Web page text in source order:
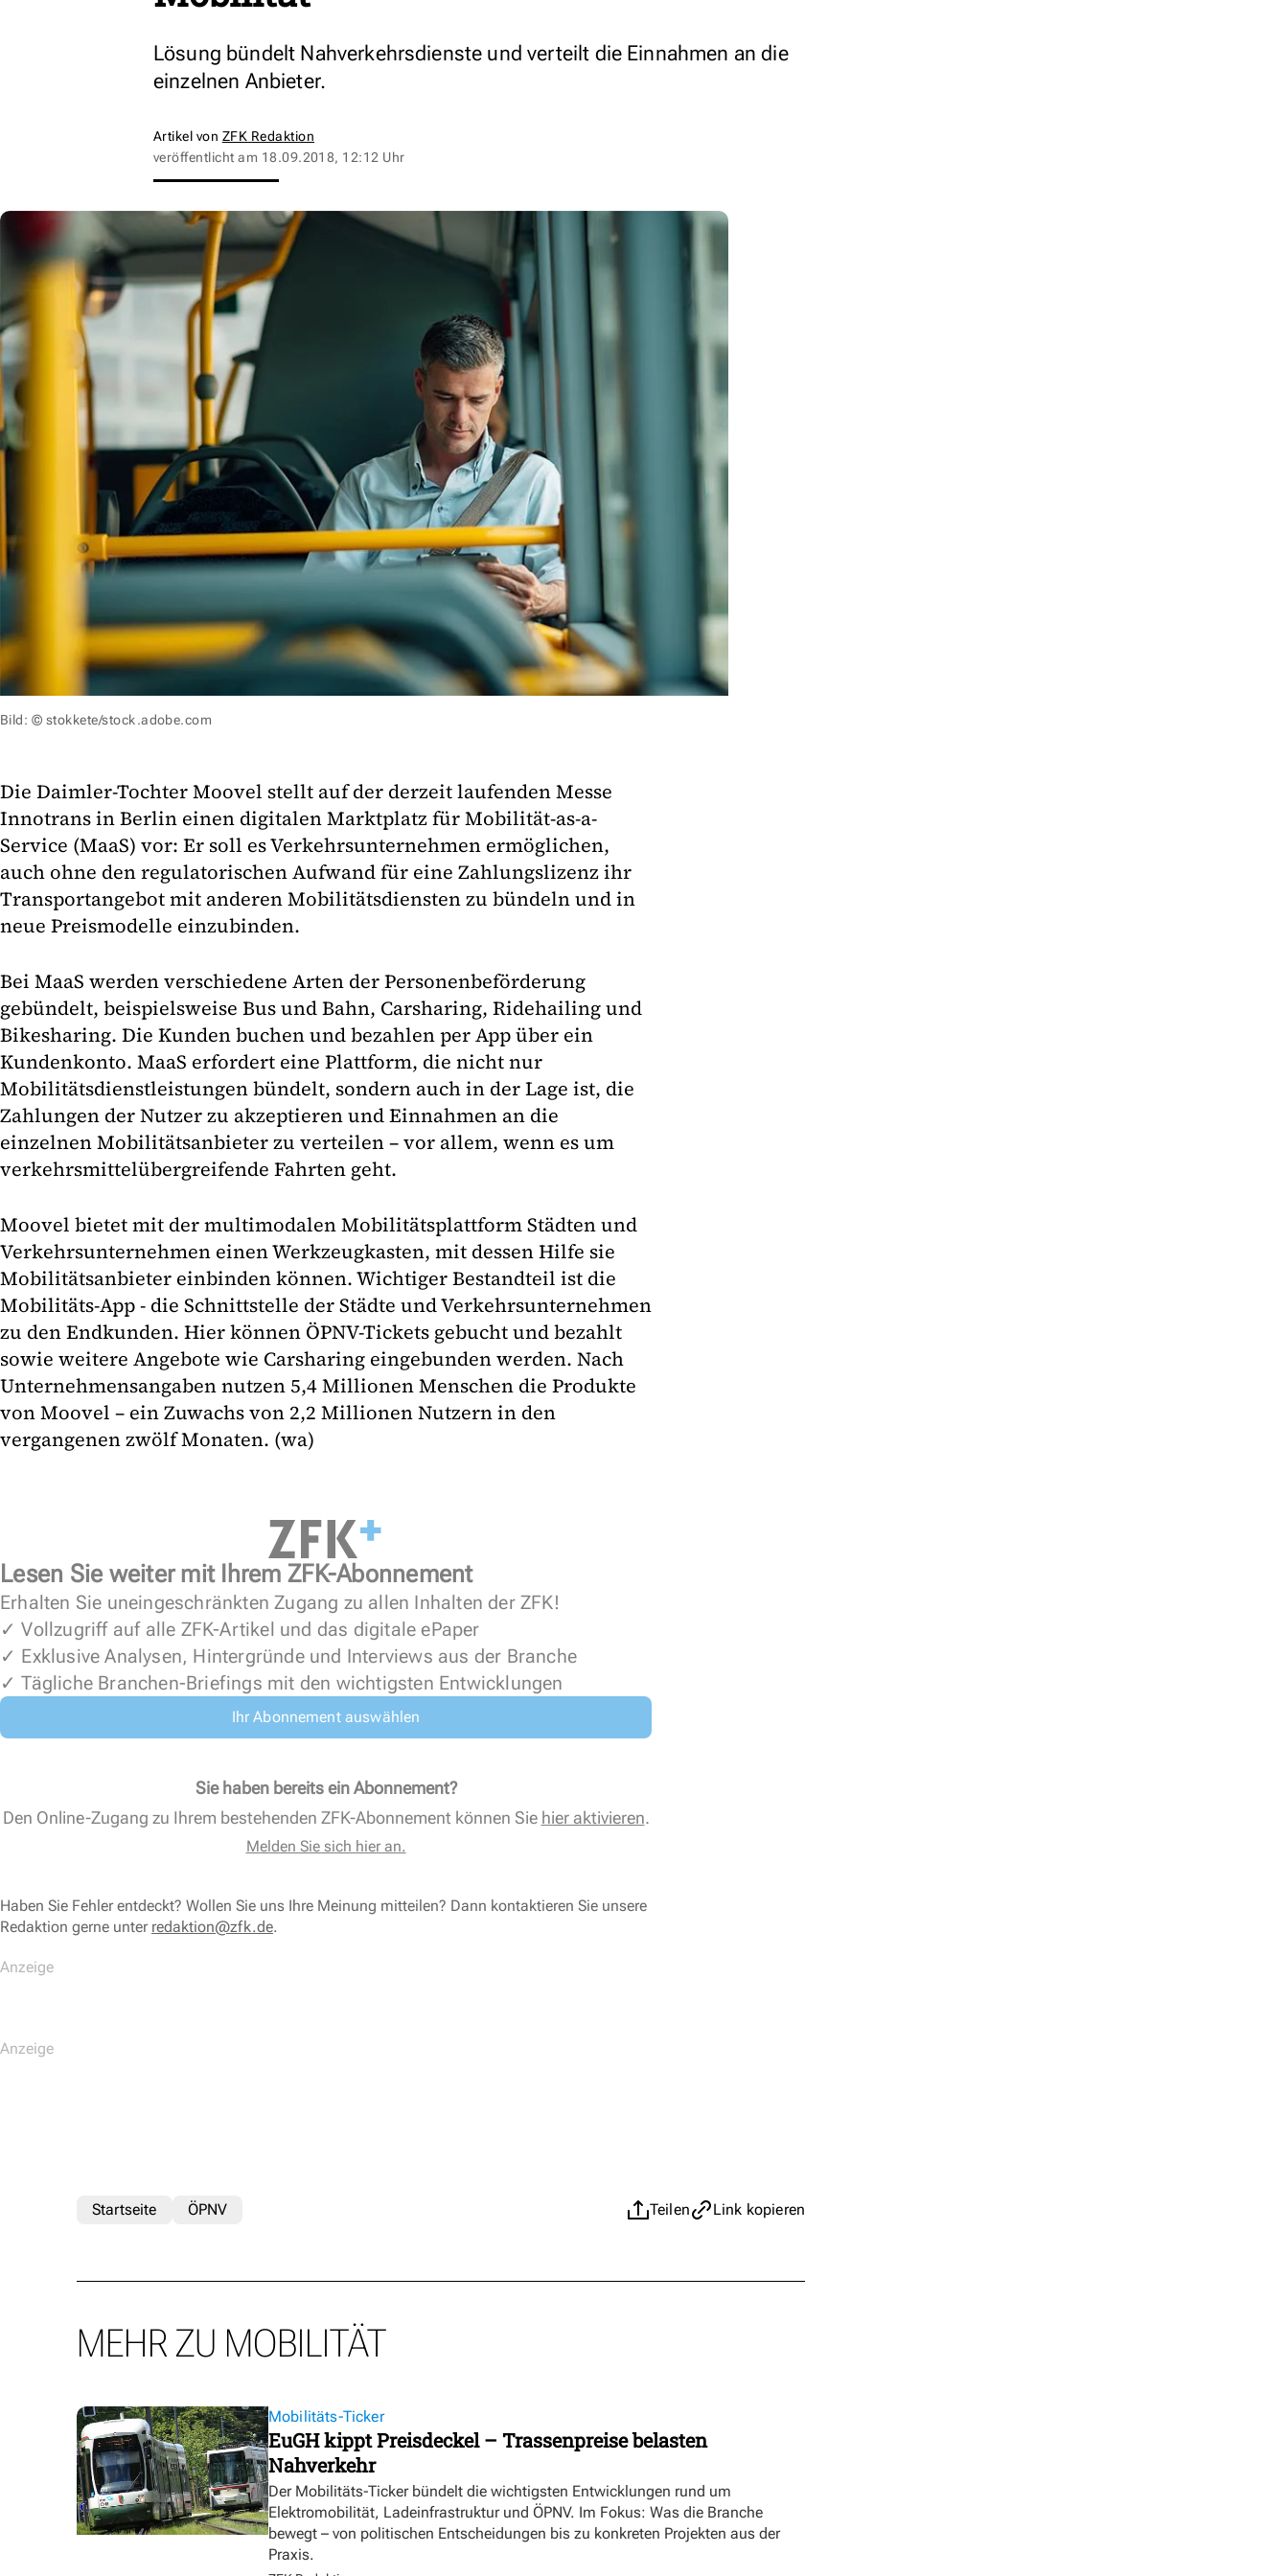
Lösung bündelt Nahverkehrsdienste und verteilt die Einnahmen an die
einzelnen Anbieter.
Artikel von ZFK Redaktion
veröffentlicht am 18.09.2018, 12:12 Uhr
Bild: © stokkete/stock.adobe.com
Die Daimler-Tochter Moovel stellt auf der derzeit laufenden Messe
Innotrans in Berlin einen digitalen Marktplatz für Mobilität-as-a-
Service (MaaS) vor: Er soll es Verkehrsunternehmen ermöglichen,
auch ohne den regulatorischen Aufwand für eine Zahlungslizenz ihr
Transportangebot mit anderen Mobilitätsdiensten zu bündeln und in
neue Preismodelle einzubinden.
Bei MaaS werden verschiedene Arten der Personenbeförderung
gebündelt, beispielsweise Bus und Bahn, Carsharing, Ridehailing und
Bikesharing. Die Kunden buchen und bezahlen per App über ein
Kundenkonto. MaaS erfordert eine Plattform, die nicht nur
Mobilitätsdienstleistungen bündelt, sondern auch in der Lage ist, die
Zahlungen der Nutzer zu akzeptieren und Einnahmen an die
einzelnen Mobilitätsanbieter zu verteilen – vor allem, wenn es um
verkehrsmittelübergreifende Fahrten geht.
Moovel bietet mit der multimodalen Mobilitätsplattform Städten und
Verkehrsunternehmen einen Werkzeugkasten, mit dessen Hilfe sie
Mobilitätsanbieter einbinden können. Wichtiger Bestandteil ist die
Mobilitäts-App - die Schnittstelle der Städte und Verkehrsunternehmen
zu den Endkunden. Hier können ÖPNV-Tickets gebucht und bezahlt
sowie weitere Angebote wie Carsharing eingebunden werden. Nach
Unternehmensangaben nutzen 5,4 Millionen Menschen die Produkte
von Moovel – ein Zuwachs von 2,2 Millionen Nutzern in den
vergangenen zwölf Monaten. (wa)
Lesen Sie weiter mit Ihrem ZFK-Abonnement
Erhalten Sie uneingeschränkten Zugang zu allen Inhalten der ZFK!
✓ Vollzugriff auf alle ZFK-Artikel und das digitale ePaper
✓ Exklusive Analysen, Hintergründe und Interviews aus der Branche
✓ Tägliche Branchen-Briefings mit den wichtigsten Entwicklungen
Ihr Abonnement auswählen
Sie haben bereits ein Abonnement?
Den Online-Zugang zu Ihrem bestehenden ZFK-Abonnement können Sie hier aktivieren.
Melden Sie sich hier an.
Haben Sie Fehler entdeckt? Wollen Sie uns Ihre Meinung mitteilen? Dann kontaktieren Sie unsere
Redaktion gerne unter redaktion@zfk.de.
Teilen Link kopieren
Startseite ÖPNV
MEHR ZU MOBILITÄT
Mobilitäts-Ticker
EuGH kippt Preisdeckel – Trassenpreise belasten
Nahverkehr
Der Mobilitäts-Ticker bündelt die wichtigsten Entwicklungen rund um
Elektromobilität, Ladeinfrastruktur und ÖPNV. Im Fokus: Was die Branche
bewegt – von politischen Entscheidungen bis zu konkreten Projekten aus der
Praxis.